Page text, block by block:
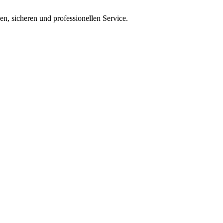
sicheren und professionellen Service.